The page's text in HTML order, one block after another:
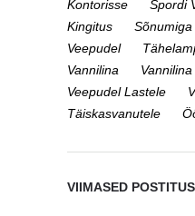
Kontorisse
Spordi
Kingitus
Veepudel
Vannilina
Veepudel Lastele
Täiskasvanutele
VIIMASED